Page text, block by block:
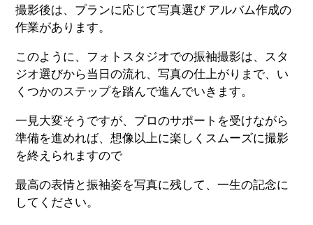
撮影後は、プランに応じて写真選び アルバム作成の
作業があります。
このように、フォトスタジオでの振袖撮影は、スタ
ジオ選びから当日の流れ、写真の仕上がりまで、い
くつかのステップを踏んで進んでいきます。
一見大変そうですが、プロのサポートを受けながら
準備を進めれば、想像以上に楽しくスムーズに撮影
を終えられますので
最高の表情と振袖姿を写真に残して、一生の記念に
してください。